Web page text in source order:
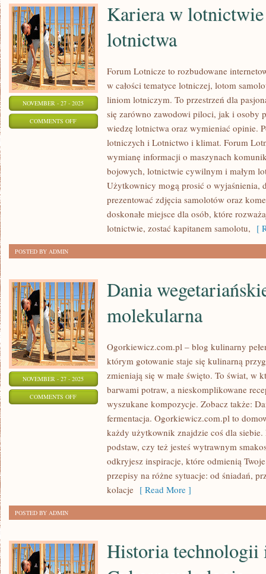
NOVEMBER - 27 - 2025
COMMENTS OFFON
LOTNICTWA
Kariera w
lotnictwa
Forum Lotnicze to rozbudowane
w całości tematyce lotniczej, lotom
liniom lotniczym. To przestrzeń dla
się zarówno zawodowi piloci, jak i osoby
wiedzę lotnictwa oraz wymieniać opinie.
lotniczych i Lotnictwo i klimat. Forum
wymianę informacji o maszynach
bojowych, lotnictwie cywilnym i małym
Użytkownicy mogą prosić o wyjaśnienia,
prezentować zdjęcia samolotów oraz
doskonałe miejsce dla osób, które
lotnictwie, zostać kapitanem samolotu, [
POSTED BY ADMIN
NOVEMBER - 27 - 2025
COMMENTS OFFON
Dania
molekularna
Ogorkiewicz.com.pl – blog kulinarny
którym gotowanie staje się kulinarną
zmieniają się w małe święto. To świat, w
barwami potraw, a nieskomplikowane
wyszukane kompozycje. Zobacz także:
fermentacja. Ogorkiewicz.com.pl to
każdy użytkownik znajdzie coś dla
podstaw, czy też jesteś wytrawnym
odkryjesz inspiracje, które odmienią
przepisy na różne sytuacje: od śniadań,
kolacje [ Read More ]
POSTED BY ADMIN
Historia technologii